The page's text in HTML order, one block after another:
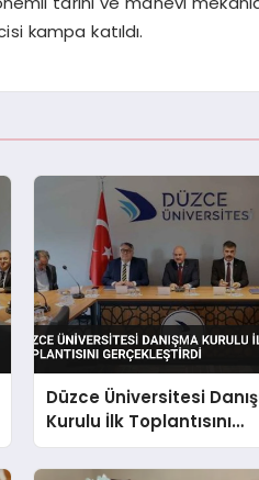
kampa katıldı.
Düzce Üniversitesi
Kurulu İlk Toplantısını
Gerçekleştirdi